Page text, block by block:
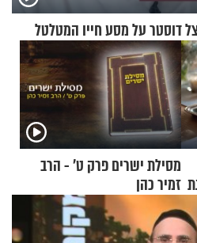
דוסטר על מסע חייו המטלטל
מסילת ישרים פרק ט’ - הרב
זמיר כהן